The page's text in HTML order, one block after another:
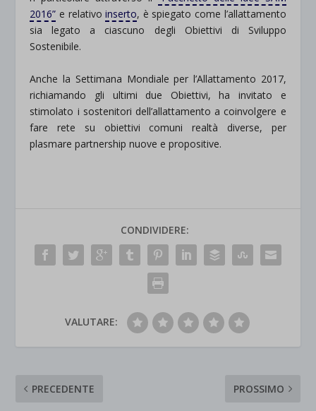
2016” e relativoinserto, è spiegato come l’allattamento
sia legato a ciascuno degli Obiettivi di Sviluppo
Sostenibile.
Anche la Settimana Mondiale per l’Allattamento 2017,
richiamando gli ultimi due Obiettivi, ha invitato e
stimolato i sostenitori dell’allattamento a coinvolgere e
fare rete su obiettivi comuni realtà diverse, per
plasmare partnership nuove e propositive.
CONDIVIDERE:
VALUTARE:
PRECEDENTE PROSSIMO